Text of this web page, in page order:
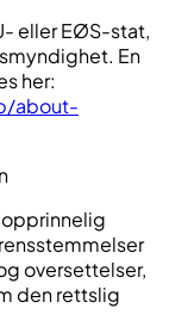
eller EØS-stat,
En
her:
about-
oversettelser,
den rettslig